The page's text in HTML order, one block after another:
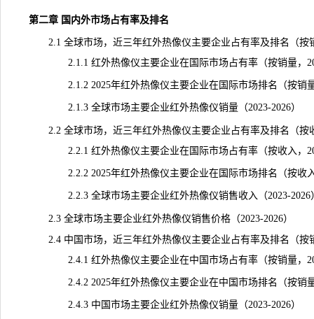
第二章 国内外市场占有率及排名
2.1 全球市场，近三年红外热像仪主要企业占有率及排名（按
2.1.1 红外热像仪主要企业在国际市场占有率（按销量，
2.1.2 2025年红外热像仪主要企业在国际市场排名（按销
2.1.3 全球市场主要企业红外热像仪销量（2023-2026）
2.2 全球市场，近三年红外热像仪主要企业占有率及排名（按
2.2.1 红外热像仪主要企业在国际市场占有率（按收入，
2.2.2 2025年红外热像仪主要企业在国际市场排名（按收
2.2.3 全球市场主要企业红外热像仪销售收入（2023-2026
2.3 全球市场主要企业红外热像仪销售价格（2023-2026）
2.4 中国市场，近三年红外热像仪主要企业占有率及排名（按
2.4.1 红外热像仪主要企业在中国市场占有率（按销量，
2.4.2 2025年红外热像仪主要企业在中国市场排名（按销
2.4.3 中国市场主要企业红外热像仪销量（2023-2026）